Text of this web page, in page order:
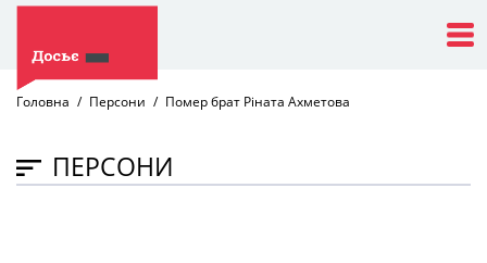
Головна Персони Помер брат Ріната Ахметова
ПЕРСОНИ